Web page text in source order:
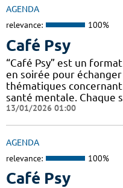
AGENDA
relevance: 100%
Café Psy
“Café Psy” est un
en soirée pour
thématiques
santé mentale. Chaque
13/01/2026 01:00
AGENDA
relevance: 100%
Café Psy